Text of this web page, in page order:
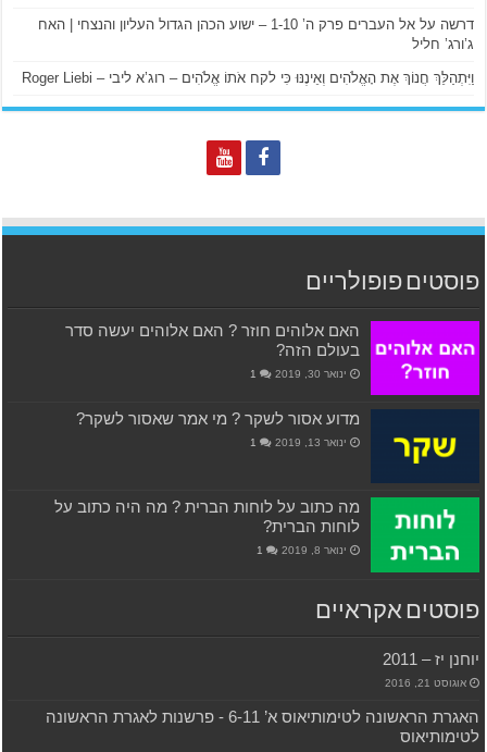
דרשה על אל העברים פרק ה’ 1-10 – ישוע הכהן הגדול העליון והנצחי | האח
ג’ורג’ חליל
וַיִּתְהַלֵּךְ חֲנוֹךְ אֶת הָאֱלֹהִים וְאֵינֶנּוּ כִּי לקח אֹתוֹ אֱלֹהִים – רוג’א ליבי – Roger Liebi
פוסטים פופולריים
האם אלוהים חוזר ? האם אלוהים יעשה סדר
בעולם הזה?
ינואר 30, 2019 1
מדוע אסור לשקר ? מי אמר שאסור לשקר?
ינואר 13, 2019 1
מה כתוב על לוחות הברית ? מה היה כתוב על
לוחות הברית?
ינואר 8, 2019 1
פוסטים אקראיים
יוחנן יז – 2011
אוגוסט 21, 2016
האגרת הראשונה לטימותיאוס א’ 6-11 ‫- פרשנות לאגרת הראשונה
לטימותיאוס